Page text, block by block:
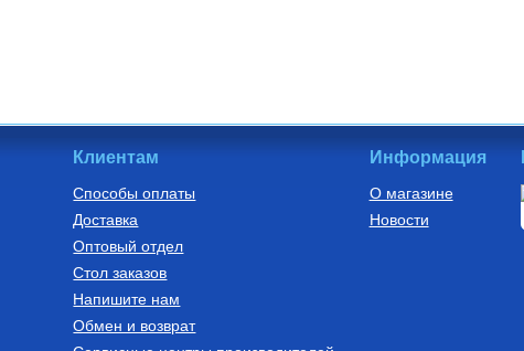
Клиентам
Способы оплаты
Доставка
Оптовый отдел
Стол заказов
Напишите нам
Обмен и возврат
Информация
О магазине
Новости